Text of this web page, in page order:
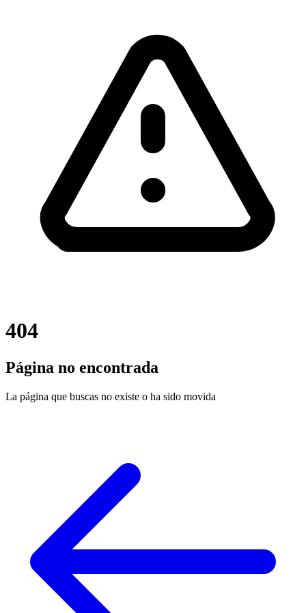
404
Página no encontrada
La página que buscas no existe o ha sido movida